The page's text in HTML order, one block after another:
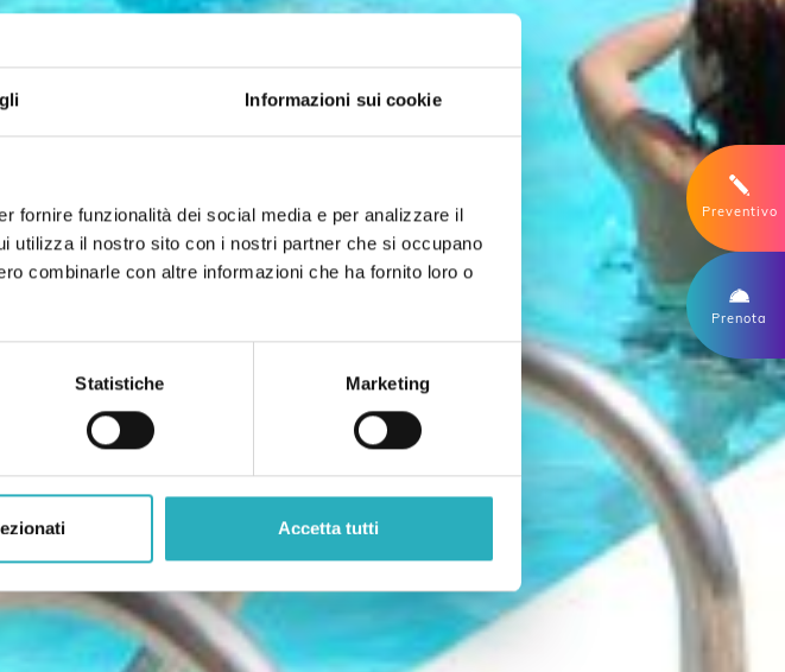
Informazioni sui cookie
fornire funzionalità dei social media e per analizzare il
utilizza il nostro sito con i nostri partner che si occupano
combinarle con altre informazioni che ha fornito loro o
Statistiche Marketing
Accetta tutti
Preventivo
Prenota